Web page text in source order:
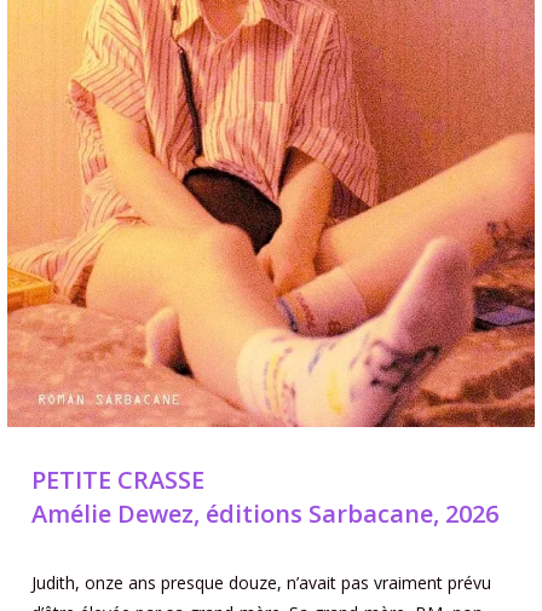
PETITE CRASSE
Amélie Dewez, éditions Sarbacane, 2026
Judith, onze ans presque douze, n’avait pas vraiment prévu